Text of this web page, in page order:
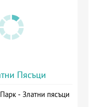
Пясъци
- Златни пясъци